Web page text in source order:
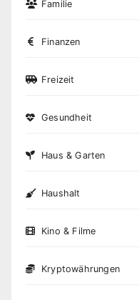
Familie
Finanzen
Freizeit
Gesundheit
Haus & Garten
Haushalt
Kino & Filme
Kryptowährungen